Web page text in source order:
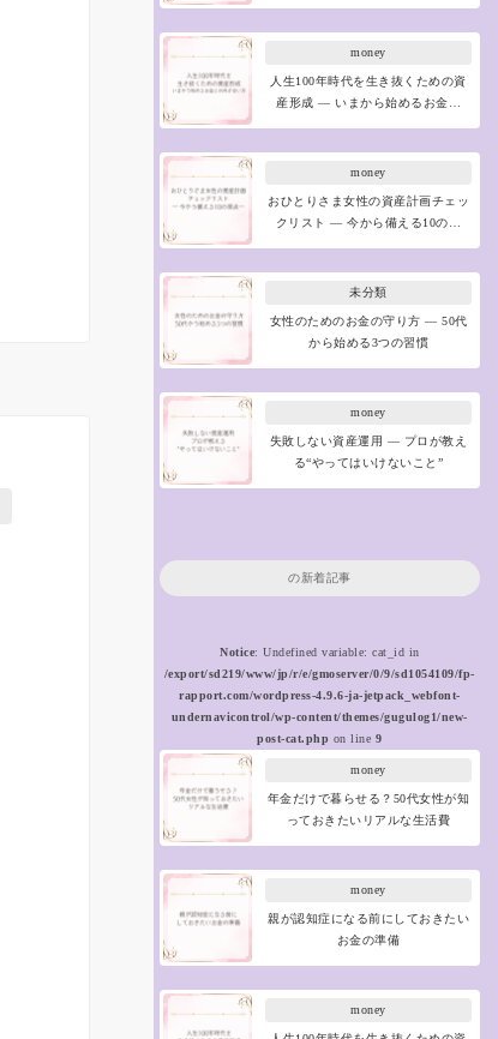
money
人生100年時代を生き抜くための資
産形成 ― いまから始めるお金…
money
おひとりさま女性の資産計画チェッ
クリスト ― 今から備える10の…
未分類
女性のためのお金の守り方 ― 50代
から始める3つの習慣
money
失敗しない資産運用 ― プロが教え
る“やってはいけないこと”
の新着記事
Notice: Undefined variable: cat_id in
/export/sd219/www/jp/r/e/gmoserver/0/9/sd1054109/fp-
rapport.com/wordpress-4.9.6-ja-jetpack_webfont-
undernavicontrol/wp-content/themes/gugulog1/new-
post-cat.php on line 9
money
年金だけで暮らせる？50代女性が知
っておきたいリアルな生活費
money
親が認知症になる前にしておきたい
お金の準備
money